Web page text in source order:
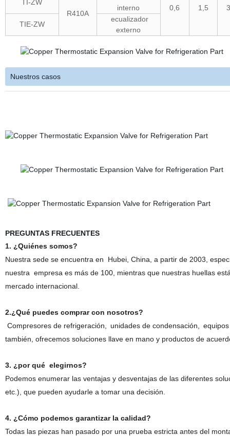
TI-ZW
R410A
interno
0,6 1,5
TIE-ZW
ecualizador
externo
Nuestros casos
PREGUNTAS FRECUENTES
1. ¿Quiénes somos?
Nuestra sede se encuentra en
Hubei, China, a partirde 2003 ,
nuestra empresa es más de 100, mientras que nuestras huellas
mercado internacional.
2.¿Qué puedes comprar con nosotros?
Compresores de refrigeración
unidades de condensación
también, ofrecemos soluciones llave en mano y productos de
3. ¿por qué elegirnos?
Podemos enumerar las ventajas y desventajas de las diferentes
etc.), que pueden ayudarle a tomar una decisión.
4. ¿Cómo podemos garantizar la calidad?
Todas las piezas han pasado por una prueba estricta antes del